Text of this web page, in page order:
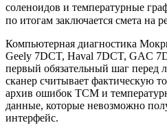
соленоидов и температурные
по итогам заключается смета на
Компьютерная диагностика
Geely 7DCT, Haval 7DCT, GAC
первый обязательный шаг
сканер считывает фактическую
архив ошибок TCM и
данные, которые невозможно
интерфейс.